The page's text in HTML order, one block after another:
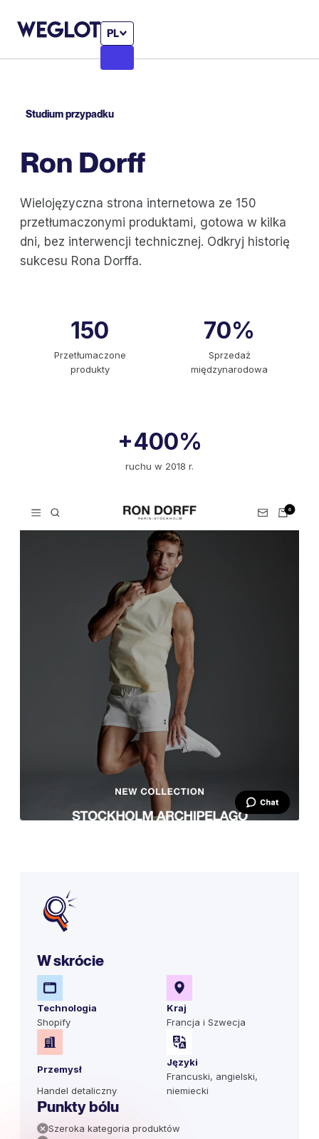
PL
Studium przypadku
Ron Dorff
Wielojęzyczna strona internetowa ze 150
przetłumaczonymi produktami, gotowa w kilka
dni, bez interwencji technicznej. Odkryj historię
sukcesu Rona Dorffa.
150
Przetłumaczone
produkty
70%
Sprzedaż
międzynarodowa
+400%
ruchu w 2018 r.
W skrócie
Technologia
Shopify
Kraj
Francja i Szwecja
Przemysł
Handel detaliczny
Języki
Francuski, angielski,
niemiecki
Punkty bólu
Szeroka kategoria produktów